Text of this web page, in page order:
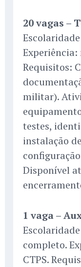
20 vagas –
Experiência:
Requisitos:
militar).
testes,
instalação
Disponível
1 vaga –
completo.
CTPS.